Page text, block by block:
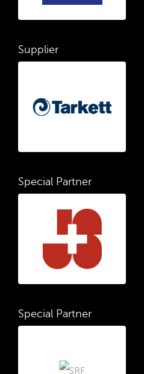
Supplier
Special Partner
Special Partner